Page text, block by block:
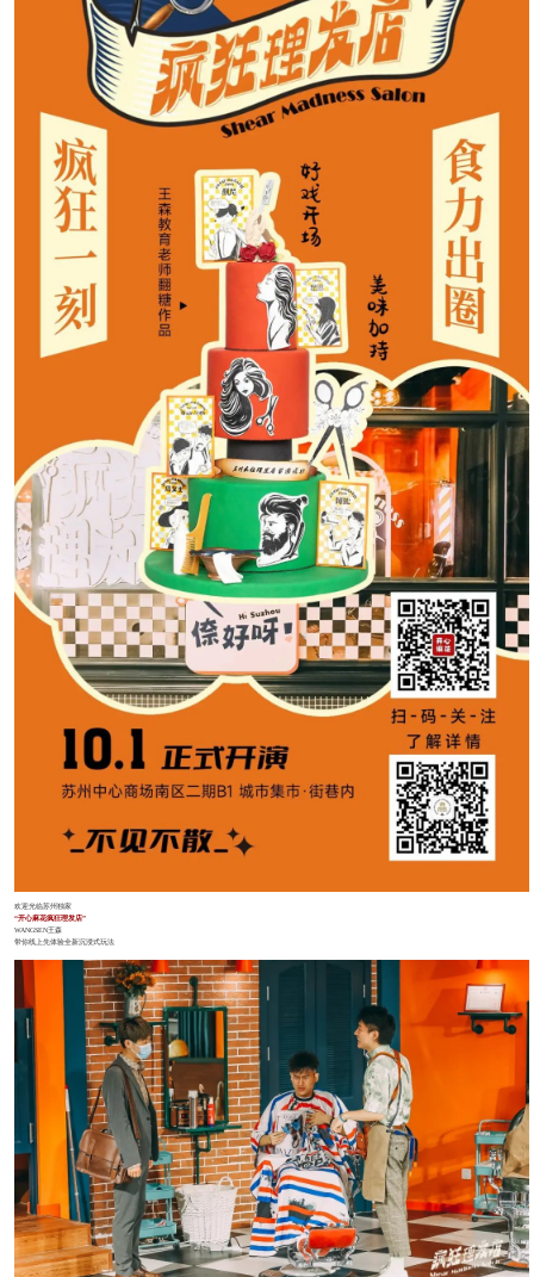
欢迎光临苏州独家
“开心麻花疯狂理发店”
WANGSEN王森
带你线上先体验全新沉浸式玩法